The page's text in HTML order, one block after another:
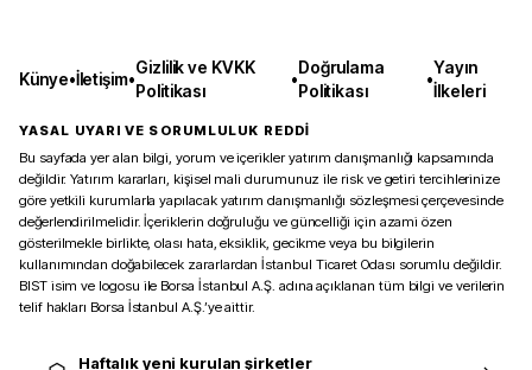
Künye•İletişim•
Gizlilik ve KVKK
Politikası
•
Doğrulama
Politikası
•
Yayın
İlkeleri
YASAL UYARI VE SORUMLULUK REDDİ
Bu sayfada yer alan bilgi, yorum ve içerikler yatırım danışmanlığı kapsamında
değildir. Yatırım kararları, kişisel mali durumunuz ile risk ve getiri tercihlerinize
göre yetkili kurumlarla yapılacak yatırım danışmanlığı sözleşmesi çerçevesinde
değerlendirilmelidir. İçeriklerin doğruluğu ve güncelliği için azami özen
gösterilmekle birlikte, olası hata, eksiklik, gecikme veya bu bilgilerin
kullanımından doğabilecek zararlardan İstanbul Ticaret Odası sorumlu değildir.
BIST isim ve logosu ile Borsa İstanbul A.Ş. adına açıklanan tüm bilgi ve verilerin
telif hakları Borsa İstanbul A.Ş.’ye aittir.
Haftalık yeni kurulan şirketler